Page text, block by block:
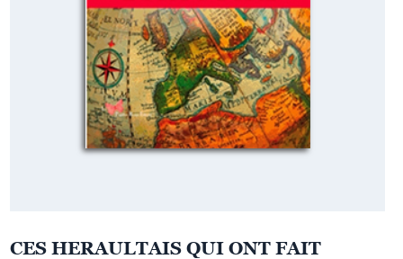
CES HERAULTAIS QUI ONT FAIT